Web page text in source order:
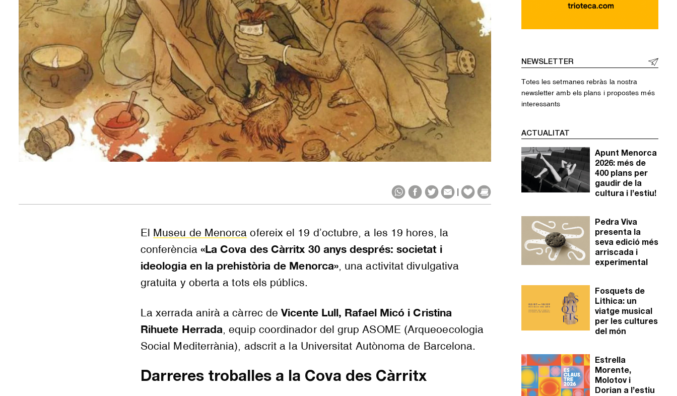
|
El Museu de Menorca ofereix el 19 d’octubre, a les 19 hores, la
conferència «La Cova des Càrritx 30 anys després: societat i
ideologia en la prehistòria de Menorca», una activitat divulgativa
gratuita y oberta a tots els públics.
La xerrada anirà a càrrec deVicente Lull, Rafael Micó i Cristina
Rihuete Herrada, equip coordinador del grup ASOME (Arqueoecologia
Social Mediterrània), adscrit a la Universitat Autònoma de Barcelona.
Darreres troballes a la Cova des Càrritx
NEWSLETTER
Totes les setmanes rebràs la nostra
newsletter amb els plans i propostes més
interessants
ACTUALITAT
Apunt Menorca
2026: més de
400 plans per
gaudir de la
cultura i l’estiu!
Pedra Viva
presenta la
seva edició més
arriscada i
experimental
Fosquets de
Lithica: un
viatge musical
per les cultures
del món
Estrella
Morente,
Molotov i
Dorian a l’estiu